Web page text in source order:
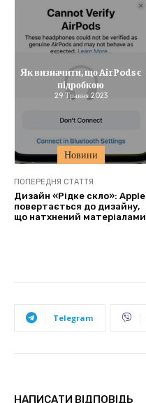
Новини
Як визначити, що AirPods є
підробкою
29 Травня 2023
ПОПЕРЕДНЯ СТАТТЯ
Дизайн «Рідке скло»: Apple
повертається до дизайну,
що натхнений матеріалами
Telegram
НАПИСАТИ ВІДПОВІДЬ